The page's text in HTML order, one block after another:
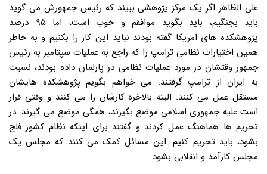
علی الظاهر اگر یک مرکز پژوهشی ببیند که رئیس جمهورش می گوید
باید بجنگیم، باید بگوید موافقم و خوب است، اما ۹۵ درصد
پژوهشکده های امریکا گفته بودند نباید این کار را بکنیم و به خاطر
همین اختیارات نظامی ترامپ را که راجع به عملیات سپتامبر به رئیس
جمهور وقتشان در مورد عملیات نظامی در پارلمان داده بودند، نسبت
به ایران از ترامپ گرفتند. می خواهم بگویم پژوهشکده هایشان
مستقل عمل می کنند. البته بالاخره کارشان را می کنند و وقتی قرار
است علیه جمهوری اسلامی موضع بگیرند، همگی موضع می گیرند. در
تحریم ها هماهنگ عمل کردند و گفتند برای اینکه نظام کشور فلج
بشود، باید تحریم کنیم. این مسائل کمک می کنند که مجلس یک
مجلس کارآمد و انقلابی بشود.